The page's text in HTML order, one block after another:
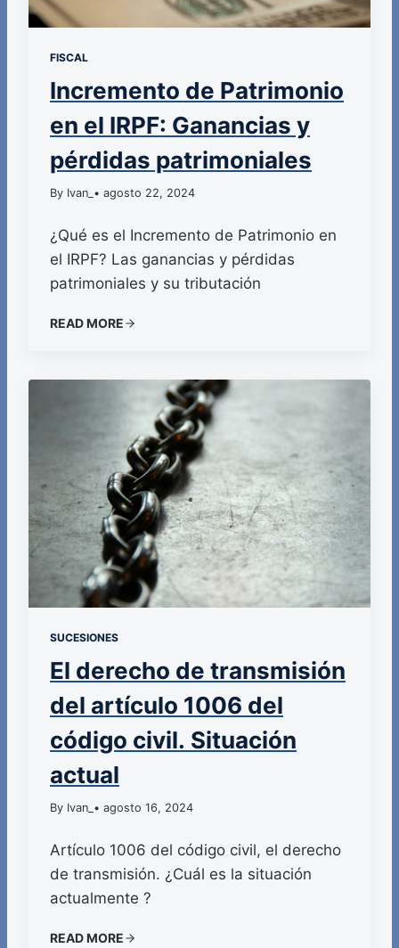
FISCAL
Incremento de Patrimonio
en el IRPF: Ganancias y
pérdidas patrimoniales
By Ivan_ • agosto 22, 2024
¿Qué es el Incremento de Patrimonio en
el IRPF? Las ganancias y pérdidas
patrimoniales y su tributación
READ MORE
SUCESIONES
El derecho de transmisión
del artículo 1006 del
código civil. Situación
actual
By Ivan_ • agosto 16, 2024
Artículo 1006 del código civil, el derecho
de transmisión. ¿Cuál es la situación
actualmente ?
READ MORE